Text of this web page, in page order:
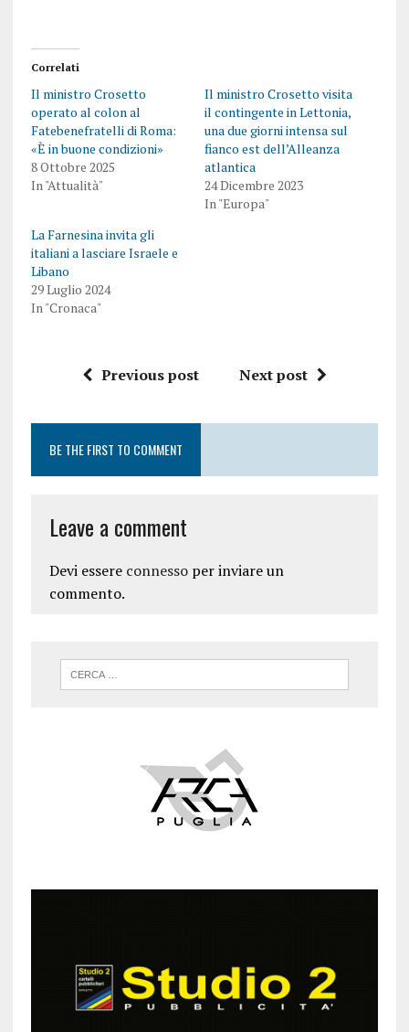
Correlati
Il ministro Crosetto
operato al colon al
Fatebenefratelli di Roma:
«È in buone condizioni»
8 Ottobre 2025
In "Attualità"
Il ministro Crosetto visita
il contingente in Lettonia,
una due giorni intensa sul
fianco est dell’Alleanza
atlantica
24 Dicembre 2023
In "Europa"
La Farnesina invita gli
italiani a lasciare Israele e
Libano
29 Luglio 2024
In "Cronaca"
Previous post Next post
BE THE FIRST TO COMMENT
Leave a comment
Devi essere connessoper inviare un
commento.